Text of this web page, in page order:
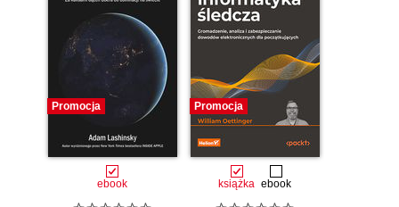
Promocja
ebook
Promocja
książka ebook